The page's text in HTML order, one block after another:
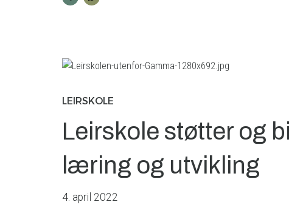
LEIRSKOLE
Leirskole støtter og
læring og utvikling
4. april 2022